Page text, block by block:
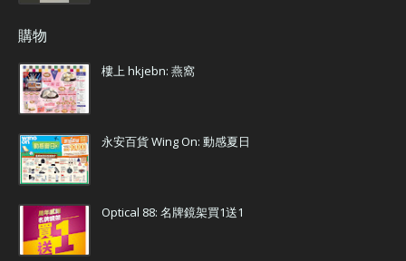
購物
樓上 hkjebn: 燕窩
永安百貨 Wing On: 動感夏日
Optical 88: 名牌鏡架買1送1